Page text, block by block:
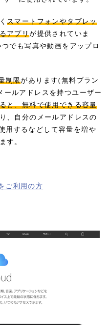
スマートフォンやタブレッ
アプリが提供されていま
でも写真や動画をアップロ
制限があります(無料プラン
ルアドレスを持つユーザー
と、無料で使用できる容量
、自分のメールアドレスの
用するなどして容量を増や
す。
ご利用の方